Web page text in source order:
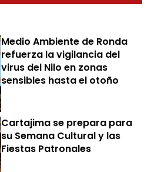
Medio Ambiente de Ronda
refuerza la vigilancia del
virus del Nilo en zonas
sensibles hasta el otoño
Cartajima se prepara para
su Semana Cultural y las
Fiestas Patronales